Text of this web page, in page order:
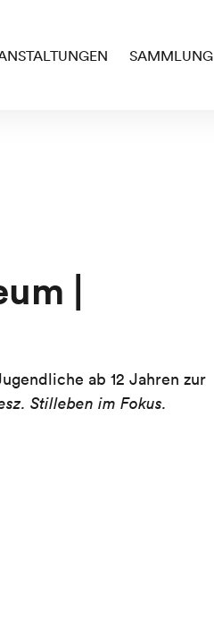
SAMMLUNG
|
ab 12 Jahren zur
Stilleben im Fokus.